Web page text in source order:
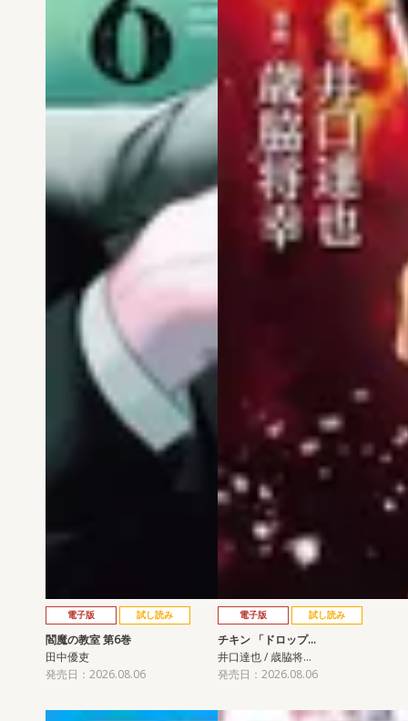
電子版 試し読み
閻魔の教室 第6巻
田中優吏
発売日：2026.08.06
電子版 試し読み
チキン 「ドロップ…
井口達也 / 歳脇将…
発売日：2026.08.06